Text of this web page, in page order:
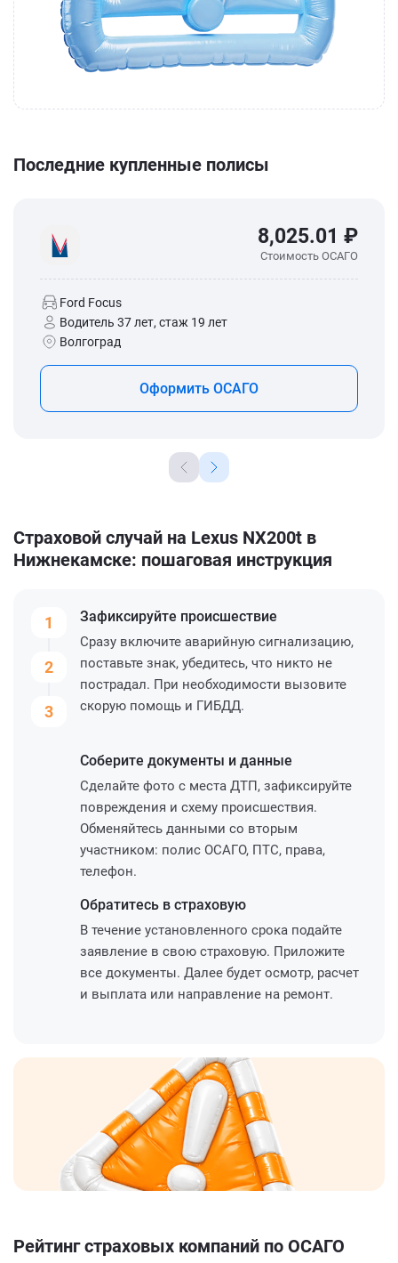
Последние купленные полисы
8,025.01 ₽
Стоимость ОСАГО
Ford Focus
Водитель 37 лет, стаж 19 лет
Волгоград
Оформить ОСАГО
Страховой случай на Lexus NX200t в
Нижнекамске: пошаговая инструкция
1
2
3
Зафиксируйте происшествие
Сразу включите аварийную сигнализацию,
поставьте знак, убедитесь, что никто не
пострадал. При необходимости вызовите
скорую помощь и ГИБДД.
Соберите документы и данные
Сделайте фото с места ДТП, зафиксируйте
повреждения и схему происшествия.
Обменяйтесь данными со вторым
участником: полис ОСАГО, ПТС, права,
телефон.
Обратитесь в страховую
В течение установленного срока подайте
заявление в свою страховую. Приложите
все документы. Далее будет осмотр, расчет
и выплата или направление на ремонт.
Рейтинг страховых компаний по ОСАГО